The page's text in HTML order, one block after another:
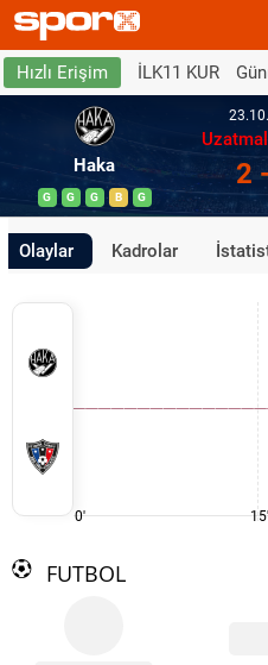
Hızlı Erişim İLK11 KUR
Haka
G G G B G
2
Olaylar Kadrolar
0' 15'
FUTBOL